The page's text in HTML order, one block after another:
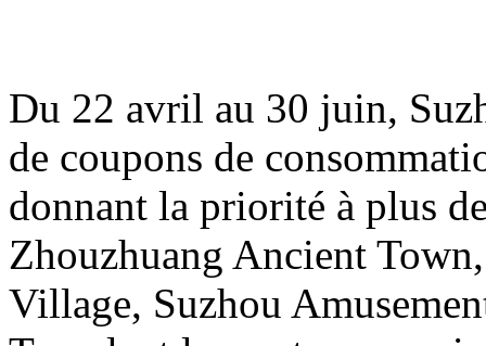
Du 22 avril au 30 juin,
de coupons de
donnant la priorité à plus
Zhouzhuang Ancient
Village, Suzhou